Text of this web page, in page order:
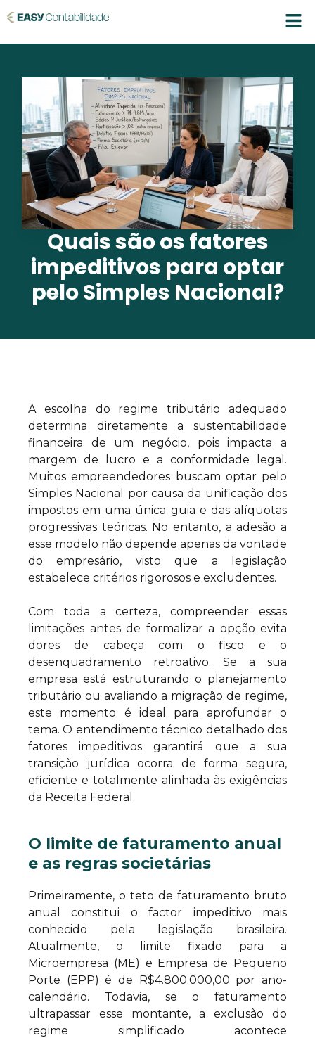
Quais são os fatores
impeditivos para optar
pelo Simples Nacional?
A escolha do regime tributário adequado
determina diretamente a sustentabilidade
financeira de um negócio, pois impacta a
margem de lucro e a conformidade legal.
Muitos empreendedores buscam optar pelo
Simples Nacional por causa da unificação dos
impostos em uma única guia e das alíquotas
progressivas teóricas. No entanto, a adesão a
esse modelo não depende apenas da vontade
do empresário, visto que a legislação
estabelece critérios rigorosos e excludentes.
Com toda a certeza, compreender essas
limitações antes de formalizar a opção evita
dores de cabeça com o fisco e o
desenquadramento retroativo. Se a sua
empresa está estruturando o planejamento
tributário ou avaliando a migração de regime,
este momento é ideal para aprofundar o
tema. O entendimento técnico detalhado dos
fatores impeditivos garantirá que a sua
transição jurídica ocorra de forma segura,
eficiente e totalmente alinhada às exigências
da Receita Federal.
O limite de faturamento anual
e as regras societárias
Primeiramente, o teto de faturamento bruto
anual constitui o factor impeditivo mais
conhecido pela legislação brasileira.
Atualmente, o limite fixado para a
Microempresa (ME) e Empresa de Pequeno
Porte (EPP) é de R$4.800.000,00 por ano-
calendário. Todavia, se o faturamento
ultrapassar esse montante, a exclusão do
regime simplificado acontece